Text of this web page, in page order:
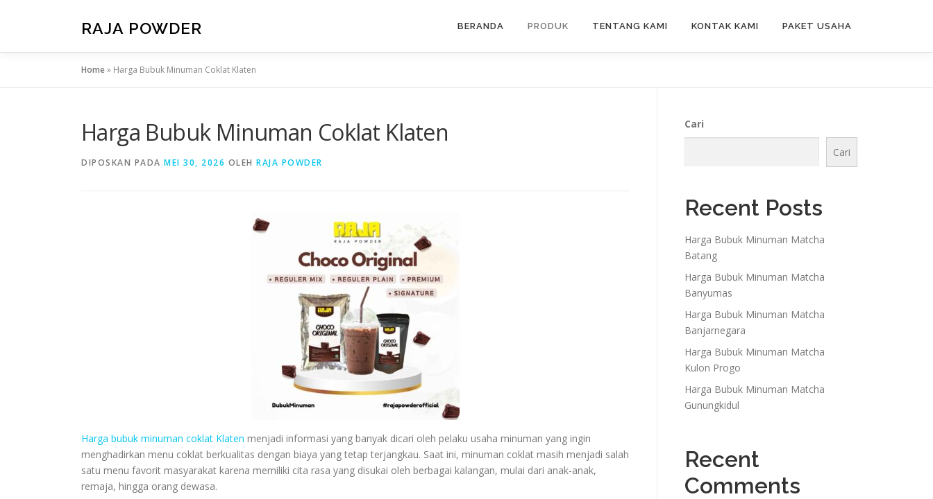
RAJA POWDER BERANDA PRODUK TENTANG KAMI KONTAK KAMI PAKET USAHA
Home» Harga Bubuk Minuman Coklat Klaten
Harga Bubuk Minuman Coklat Klaten
DIPOSKAN PADA MEI 30, 2026 OLEH RAJA POWDER
Harga bubuk minuman coklat Klaten menjadi informasi yang banyak dicari oleh pelaku usaha minuman yang ingin
menghadirkan menu coklat berkualitas dengan biaya yang tetap terjangkau. Saat ini, minuman coklat masih menjadi salah
satu menu favorit masyarakat karena memiliki cita rasa yang disukai oleh berbagai kalangan, mulai dari anak-anak,
remaja, hingga orang dewasa.
Cari
Cari
Recent Posts
Harga Bubuk Minuman Matcha
Batang
Harga Bubuk Minuman Matcha
Banyumas
Harga Bubuk Minuman Matcha
Banjarnegara
Harga Bubuk Minuman Matcha
Kulon Progo
Harga Bubuk Minuman Matcha
Gunungkidul
Recent
Comments